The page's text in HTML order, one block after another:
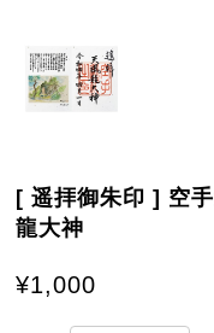
[ 遥拝御朱印 ] 空
龍大神
¥1,000